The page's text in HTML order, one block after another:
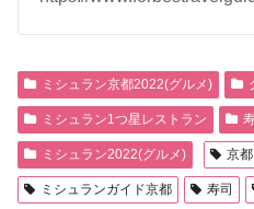
ミシュラン京都2022(グルメ)
ミシュラン1つ星レストラン
ミシュラン2022(グルメ) 京都
ミシュランガイド京都 寿司